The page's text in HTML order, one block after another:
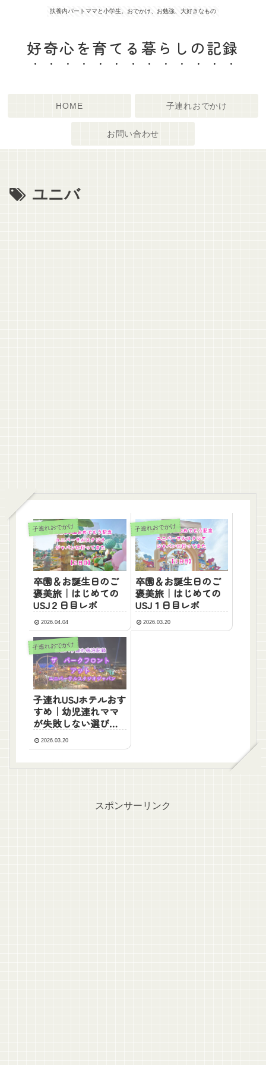
扶養内パートママと小学生。おでかけ、お勉強、大好きなもの
好奇心を育てる暮らしの記録
HOME 子連れおでかけ
お問い合わせ
ユニバ
子連れおでかけ
卒園＆お誕生日のご
褒美旅｜はじめての
USJ２日目レポ
2026.04.04
子連れおでかけ
卒園＆お誕生日のご
褒美旅｜はじめての
USJ１日目レポ
2026.03.20
子連れおでかけ
子連れUSJホテルおす
すめ｜幼児連れママ
が失敗しない選び方
と本音レビュー
2026.03.20
スポンサーリンク